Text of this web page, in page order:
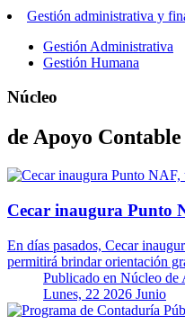
Gestión administrativa y
Gestión Administrativa
Gestión Humana
Núcleo
de Apoyo
Cecar inaugura Punto
En días pasados, Cecar
permitirá brindar orientación
Publicado en Núcleo de
Lunes, 22 2026 Junio